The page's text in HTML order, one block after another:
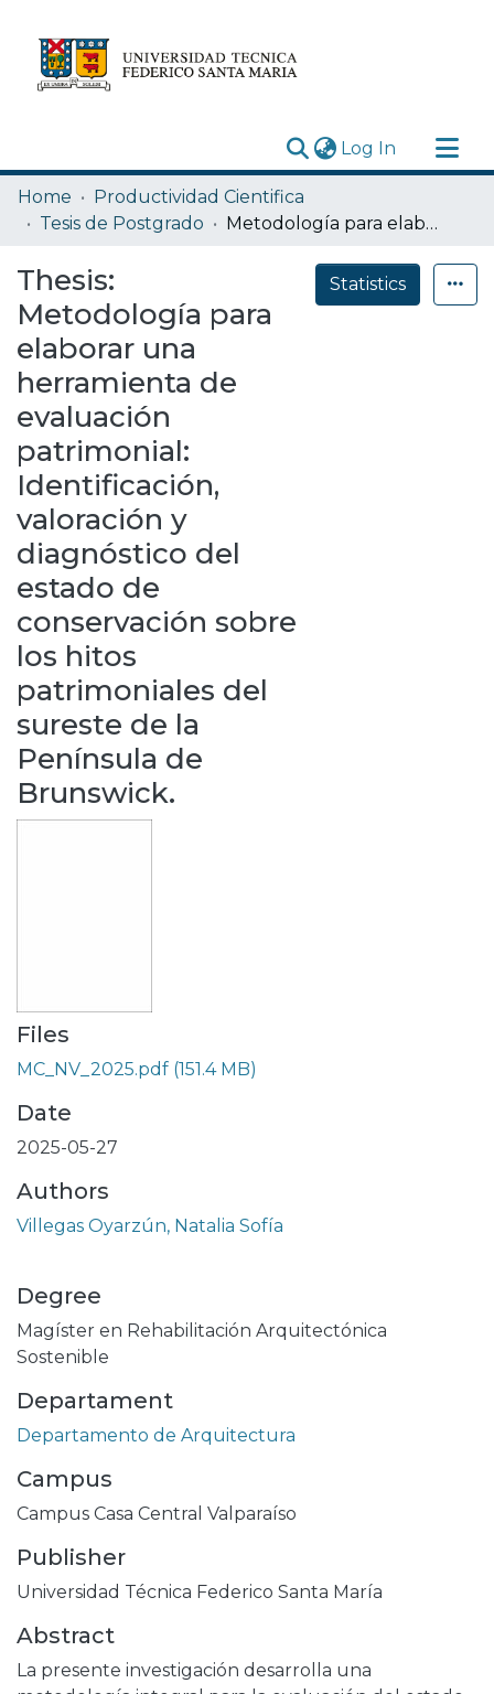
Log In (current)
Research Outputs
Statistics
Depósito
Home
Productividad Cientifica
Tesis de Postgrado
Metodología para elaborar una herramienta de evaluación patrimonial: Identificación, valoración y diagnóstico del estado de conservación sobre los hitos patrimoniales del sureste de la Península de Brunswick.
Thesis:
Metodología para
elaborar una
herramienta de
evaluación
patrimonial:
Identificación,
valoración y
diagnóstico del
estado de
conservación sobre
los hitos
patrimoniales del
sureste de la
Península de
Brunswick.
Statistics
Files
MC_NV_2025.pdf (151.4 MB)
Date
2025-05-27
Authors
Villegas Oyarzún, Natalia Sofía
Degree
Magíster en Rehabilitación Arquitectónica
Sostenible
Departament
Departamento de Arquitectura
Campus
Campus Casa Central Valparaíso
Publisher
Universidad Técnica Federico Santa María
Abstract
La presente investigación desarrolla una